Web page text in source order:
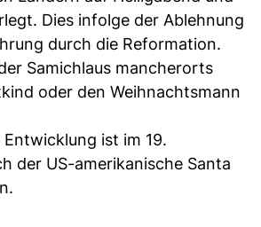
Dies infolge der Ablehnung
durch die Reformation.
Samichlaus mancherorts
oder den Weihnachtsmann
ist im 19.
der US-amerikanische Santa